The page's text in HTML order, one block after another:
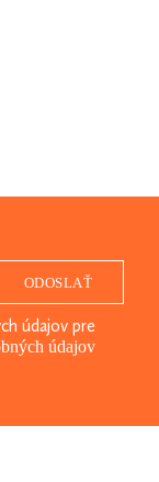
údajov pre
údajov
ODOSLAŤ